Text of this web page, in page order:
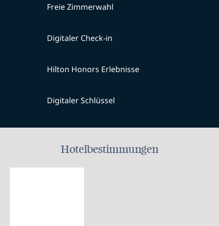
Freie Zimmerwahl
Digitaler Check-in
Hilton Honors Erlebnisse
Digitaler Schlüssel
Hotelbestimmungen